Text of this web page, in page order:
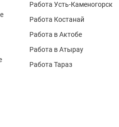
Работа Усть-Каменогорск
Работа Костанай
Работа в Актобе
Работа в Атырау
Работа Тараз